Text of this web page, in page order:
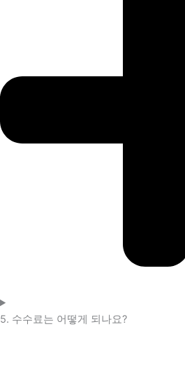
5. 수수료는 어떻게 되나요?